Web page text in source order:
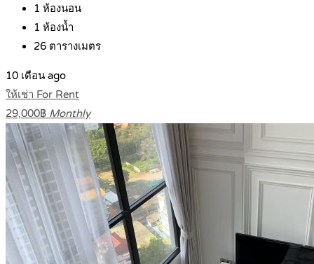
1 ห้องนอน
1 ห้องน้ำ
26 ตารางเมตร
10 เดือน ago
ให้เช่า For Rent
29,000฿ Monthly